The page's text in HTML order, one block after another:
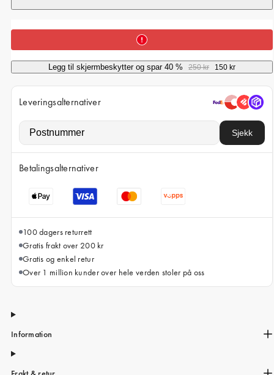
iPhone 13 Pro
Alle telefonmodeller
Legg til skjermbeskytter og spar 40 % 250 kr 150 kr
Leveringsalternativer
Sjekk
Betalingsalternativer
100 dagers returrett
Gratis frakt over 200 kr
Gratis og enkel retur
Over 1 million kunder over hele verden stoler på oss
Information